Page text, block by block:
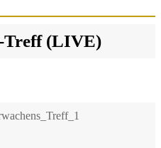
Treff (LIVE)